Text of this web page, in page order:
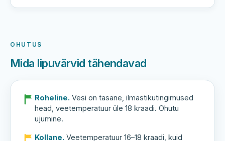
OHUTUS
Mida lipuvärvid tähendavad
Roheline. Vesi on tasane, ilmastikutingimused
head, veetemperatuur üle 18 kraadi. Ohutu
ujumine.
Kollane. Veetemperatuur 16–18 kraadi, kuid